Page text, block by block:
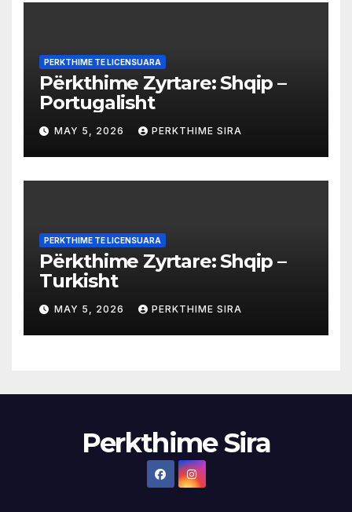
PERKTHIME TE LICENSUARA
Përkthime Zyrtare: Shqip –
Portugalisht
MAY 5, 2026 PERKTHIME SIRA
PERKTHIME TE LICENSUARA
Përkthime Zyrtare: Shqip –
Turkisht
MAY 5, 2026 PERKTHIME SIRA
Perkthime Sira